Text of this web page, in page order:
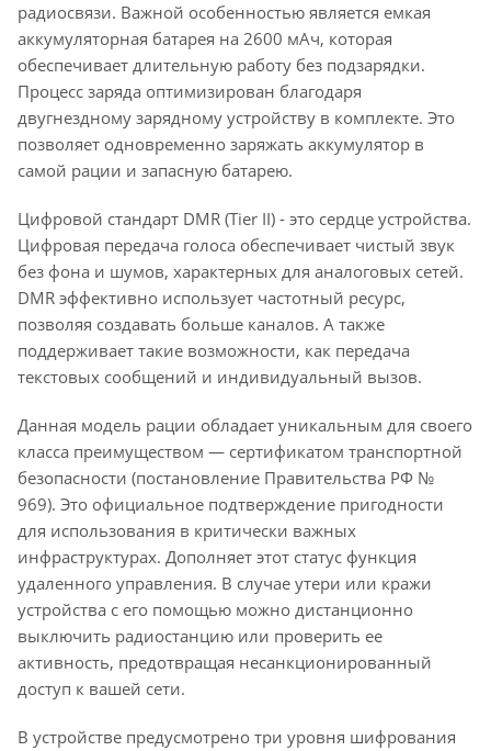
радиосвязи. Важной особенностью является емкая
аккумуляторная батарея на 2600 мАч, которая
обеспечивает длительную работу без подзарядки.
Процесс заряда оптимизирован благодаря
двугнездному зарядному устройству в комплекте. Это
позволяет одновременно заряжать аккумулятор в
самой рации и запасную батарею.
Цифровой стандарт DMR (Tier II) - это сердце устройства.
Цифровая передача голоса обеспечивает чистый звук
без фона и шумов, характерных для аналоговых сетей.
DMR эффективно использует частотный ресурс,
позволяя создавать больше каналов. А также
поддерживает такие возможности, как передача
текстовых сообщений и индивидуальный вызов.
Данная модель рации обладает уникальным для своего
класса преимуществом — сертификатом транспортной
безопасности (постановление Правительства РФ №
969). Это официальное подтверждение пригодности
для использования в критически важных
инфраструктурах. Дополняет этот статус функция
удаленного управления. В случае утери или кражи
устройства с его помощью можно дистанционно
выключить радиостанцию или проверить ее
активность, предотвращая несанкционированный
доступ к вашей сети.
В устройстве предусмотрено три уровня шифрования